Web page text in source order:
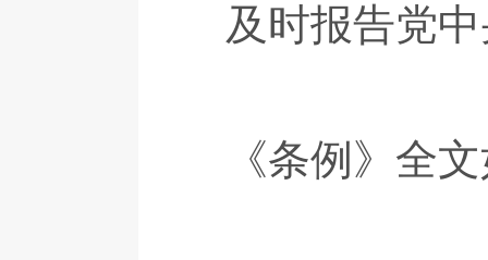
及时报告党
《条例》全